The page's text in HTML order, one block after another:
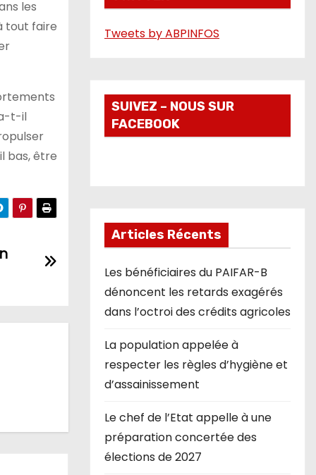
les
tout faire
t-il
bas, être
o
Tweets by ABPINFOS
SUIVEZ – NOUS SUR
FACEBOOK
Articles Récents
Les bénéficiaires du PAIFAR-B
dénoncent les retards exagérés
dans l’octroi des crédits agricoles
La population appelée à
respecter les règles d’hygiène et
d’assainissement
Le chef de l’Etat appelle à une
préparation concertée des
élections de 2027